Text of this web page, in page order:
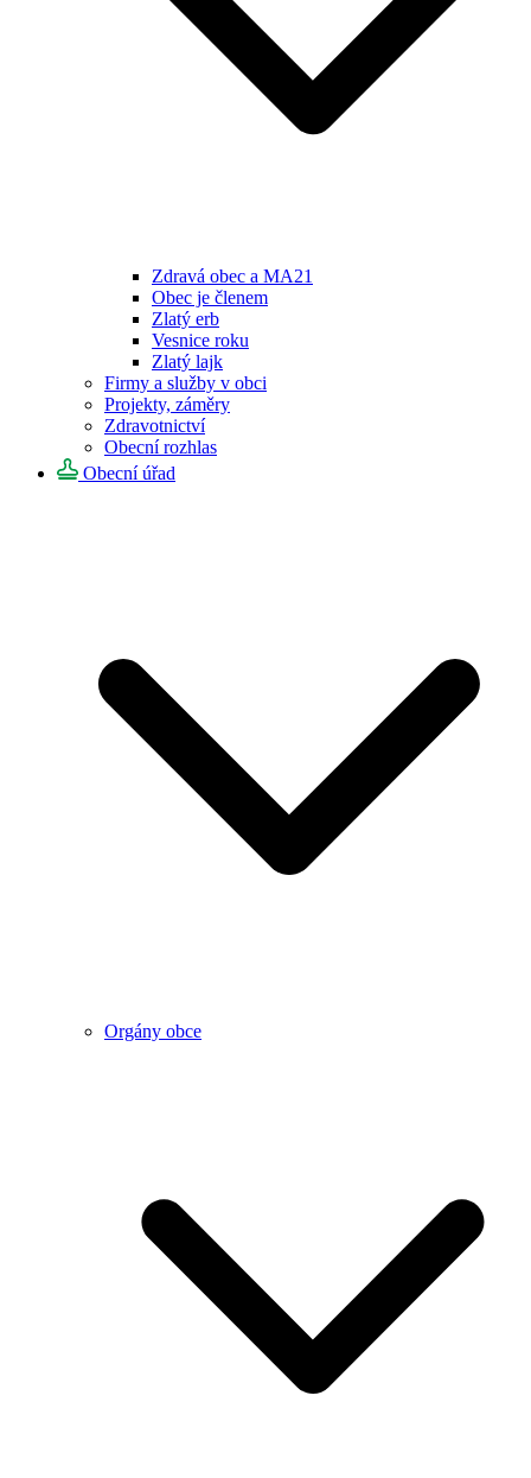
Zdravá obec a MA21
Obec je členem
Zlatý erb
Vesnice roku
Zlatý lajk
Firmy a služby v obci
Projekty, záměry
Zdravotnictví
Obecní rozhlas
Obecní úřad
Orgány obce